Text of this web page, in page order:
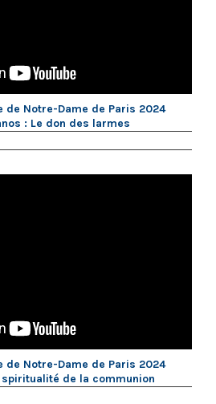
de Notre-Dame de Paris 2024
: Le don des larmes
de Notre-Dame de Paris 2024
de la communion